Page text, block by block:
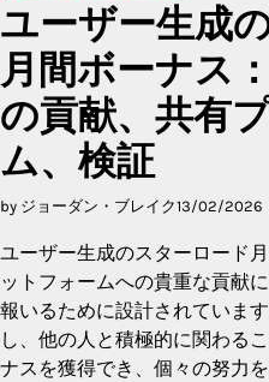
ユーザー生成
月間ボーナス
の貢献、共有
ム、検証
by ジョーダン・ブレイク13/02/2026
ユーザー生成のスターロード
ットフォームへの貴重な貢献
報いるために設計されていま
し、他の人と積極的に関わる
ナスを獲得でき、個々の努力